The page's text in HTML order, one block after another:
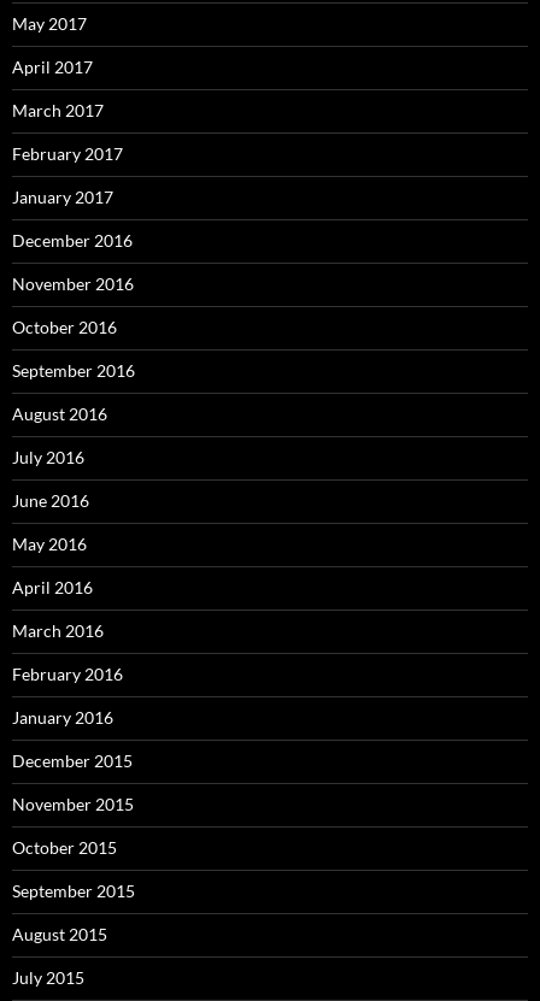
May 2017
April 2017
March 2017
February 2017
January 2017
December 2016
November 2016
October 2016
September 2016
August 2016
July 2016
June 2016
May 2016
April 2016
March 2016
February 2016
January 2016
December 2015
November 2015
October 2015
September 2015
August 2015
July 2015